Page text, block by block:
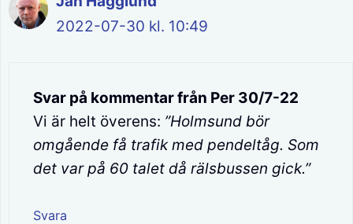
2022-07-30 kl. 10:49
Svar på kommentar från Per 30/7-22
Vi är helt överens: ”Holmsund bör
omgående få trafik med pendeltåg. Som
det var på 60 talet då rälsbussen gick.”
Svara